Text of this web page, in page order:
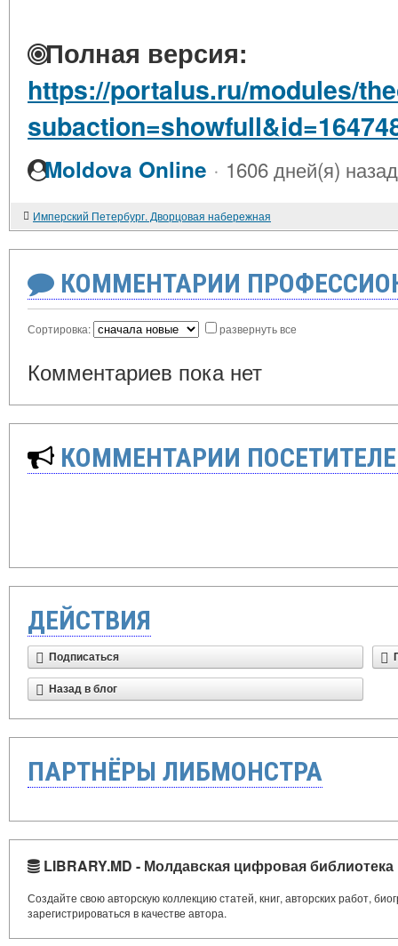
Полная версия:
https://portalus.ru/modules/
Moldova Online · 1606 дней(я) назад
Имперский Петербург. Дворцовая набережная
КОММЕНТАРИИ
Сортировка: развернуть все
Комментариев пока нет
КОММЕНТАРИИ
ДЕЙСТВИЯ
Подписаться
Назад в блог
ПАРТНЁРЫ ЛИБМОНСТРА
LIBRARY.MD - Молдавская цифровая библиотека
Создайте свою авторскую коллекцию статей, книг, авторских работ,
зарегистрироваться в качестве автора.